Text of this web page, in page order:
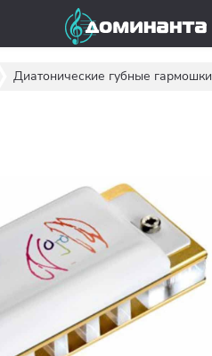
Диатонические губные гармошки